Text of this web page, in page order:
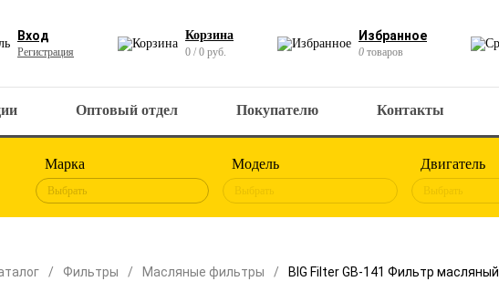
Вход
Регистрация
Корзина
0 / 0 руб.
Избранное
0 товаров
Оптовый отдел Покупателю Контакты
Марка
Выбрать
Модель
Выбрать
Двигатель
Выбрать
Фильтры Масляные фильтры BIG Filter GB-141 Фильтр масляный